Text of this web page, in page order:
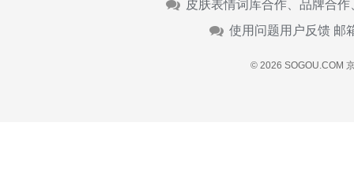
皮肤表情词库合作、品牌合
使用问题用户反馈 邮
© 2026 SOGOU.COM